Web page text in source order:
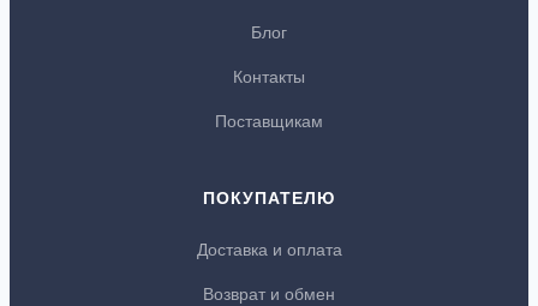
Блог
Контакты
Поставщикам
ПОКУПАТЕЛЮ
Доставка и оплата
Возврат и обмен